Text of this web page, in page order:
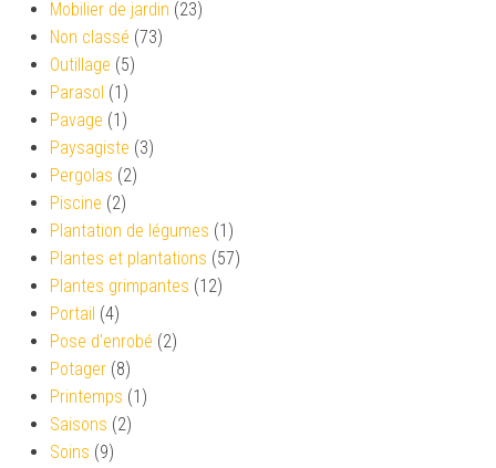
Mobilier de jardin (23)
Non classé (73)
Outillage (5)
Parasol (1)
Pavage (1)
Paysagiste (3)
Pergolas (2)
Piscine (2)
Plantation de légumes (1)
Plantes et plantations (57)
Plantes grimpantes (12)
Portail (4)
Pose d'enrobé (2)
Potager (8)
Printemps (1)
Saisons (2)
Soins (9)